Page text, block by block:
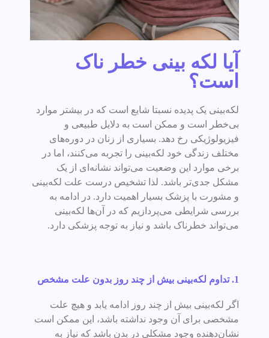
آیا لکه بینی خطر ناک
است؟
لکه‌بینی یک پدیده نسبتا شایع است که در بیشتر موارد
بی‌خطر است و ممکن است به دلایل طبیعی و
فیزیولوژیکی رخ دهد. بسیاری از زنان در دوره‌های
مختلف زندگی خود لکه‌بینی را تجربه می‌کنند، اما در
برخی موارد این وضعیت می‌تواند نشانه‌ای از یک
مشکل جدی‌تر باشد. لذا تشخیص درست علت لکه‌بینی
و مشورت با پزشک بسیار اهمیت دارد. در ادامه به
بررسی شرایطی می‌پردازیم که در آن‌ها لکه‌بینی
می‌تواند خطرناک باشد و نیاز به توجه پزشکی دارد.
1. تداوم لکه‌بینی بیش از چند روز بدون علت مشخص
اگر لکه‌بینی بیش از چند روز ادامه یابد و هیچ علت
مشخصی برای آن وجود نداشته باشد، این ممکن است
نشان‌دهنده وجود مشکلی در بدن باشد که نیاز به